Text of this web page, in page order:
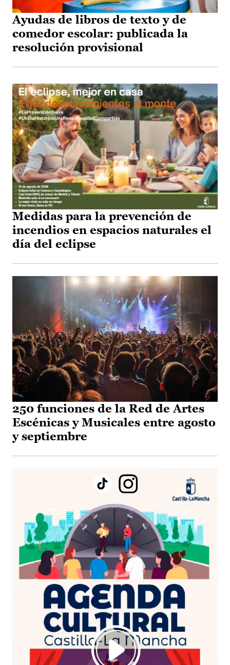
Ayudas de libros de texto y de
comedor escolar: publicada la
resolución provisional
Medidas para la prevención de
incendios en espacios naturales el
día del eclipse
250 funciones de la Red de Artes
Escénicas y Musicales entre agosto
y septiembre